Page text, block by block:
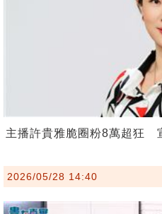
主播許貴雅脆圈粉8萬超狂
2026/05/28 14:40